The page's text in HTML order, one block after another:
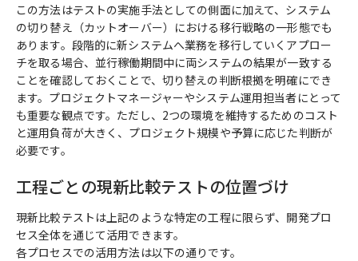
この方法はテストの実施手法としての側面に加えて、システム
の切り替え（カットオーバー）における移行戦略の一形態でも
あります。段階的に新システムへ業務を移行していくアプロー
チを取る場合、並行稼働期間中に両システムの結果が一致する
ことを確認しておくことで、切り替えの判断根拠を明確にでき
ます。プロジェクトマネージャーやシステム運用担当者にとって
も重要な観点です。ただし、2つの環境を維持するためのコスト
と運用負荷が大きく、プロジェクト規模や予算に応じた判断が
必要です。
工程ごとの現新比較テストの位置づけ
現新比較テストは上記のような特定の工程に限らず、開発プロ
セス全体を通じて活用できます。
各プロセスでの活用方法は以下の通りです。